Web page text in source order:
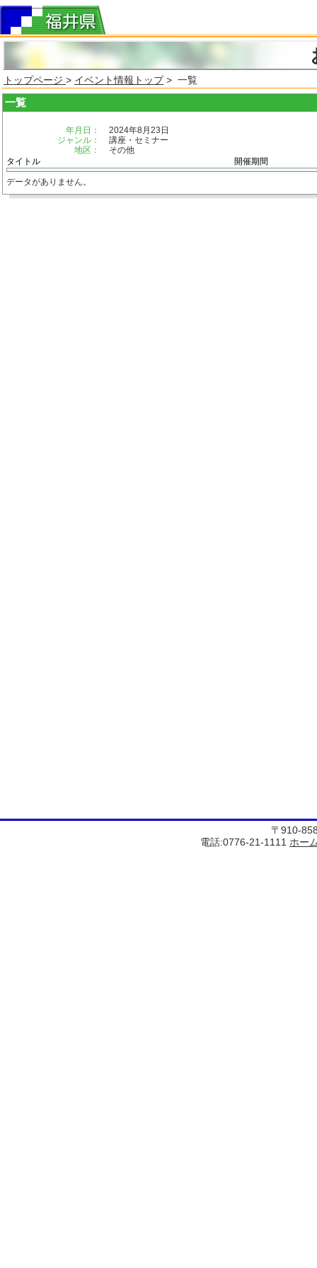
トップページ > イベント情報トップ> 一覧
一覧
年月日：
2024年8月23日
ジャンル：
講座・セミナー
地区：
その他
タイトル
開催期間
データがありません。
〒910-
電話:0776-21-1111 ホー